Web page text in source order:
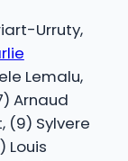
Urruty,
Lemalu,
Arnaud
(9) Sylvere
Louis